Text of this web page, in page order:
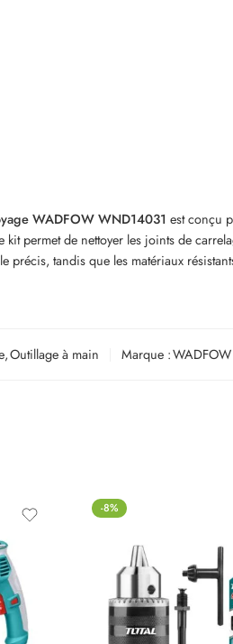
WADFOW WND14031 est conçu
kit permet de nettoyer les joints de
précis, tandis que les matériaux
,Outillage à main Marque :WADFOW
-8%